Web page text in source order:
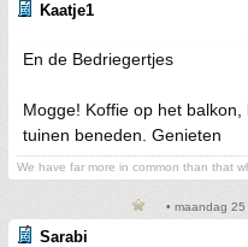
Kaatje1
En de Bedriegertjes
Mogge! Koffie op het
tuinen beneden. Genieten
We have far more in common than that
• maandag
Sarabi